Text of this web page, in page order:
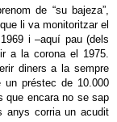
de “su bajeza”,
li va monitoritzar el
i –aquí pau (dels
a la corona el 1975.
diners a la sempre
un préstec de 10.000
que encara no se sap
anys corria un acudit